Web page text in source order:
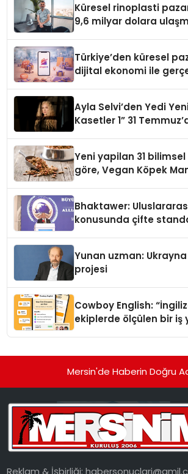
Küresel rinoplasti
9,6 milyar dolara
Türkiye’den küresel
dijital ekonomi ile
Ayla Selvi’den Yedi Yeni
Kasetler 1” 31
Yeni yapilan 31
göre, Vegan Köpek
Bhaktawer:
konusunda çifte
Yunan uzman: Ukrayna
projesi
Cowboy English:
ekiplerde ölçülen bir iş
Mersin'de Haberin Doğru
Reklam & İşbirliği: